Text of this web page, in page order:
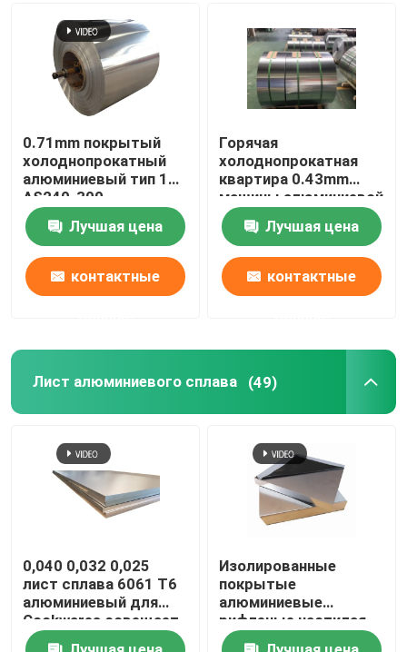
0.71mm покрытый
холоднопрокатный
алюминиевый тип 1
AS240-300
спирального изгиба
ASTM A463 катушки и
прокладки
Лучшая цена
контактные
Горячая
холоднопрокатная
квартира 0.43mm
машины алюминиевой
сточной канавы
катушки алюминиевая
делая ZN AL G550
Лучшая цена
контактные
Лист алюминиевого сплава (49)
0,040 0,032 0,025
лист сплава 6061 T6
алюминиевый для
Cookwares освещает
пробелы печатания
Изолированные
покрытые
алюминиевые
рифленые настилая
крышу листы